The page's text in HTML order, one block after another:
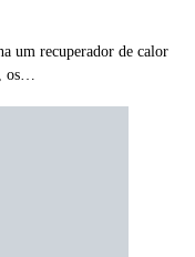
um recuperador de calor
os…